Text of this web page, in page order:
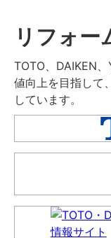
リフォー
TOTO、DAIKEN
値向上を目指して
しています。